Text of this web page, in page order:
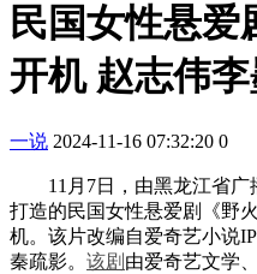
民国女性悬爱
开机 赵志伟
一说 2024-11-16 07:32:20 0
11月7日，由黑龙江省广
打造的民国女性悬爱剧《野
机。该片改编自爱奇艺小说
秦疏影。 该剧 由爱奇艺文学